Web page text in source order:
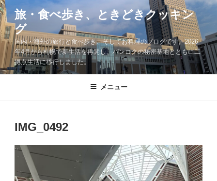
コ
ン
テ
ン
ツ
へ
ス
旅・食べ歩き、ときどきクッキン
グ
国内・海外の旅行と食べ歩き、そしてお料理のブログです。2026
年4月から札幌で新生活を再開し、バンコクの秘密基地とともに二
拠点生活に移行しました。
メニュー
IMG_0492